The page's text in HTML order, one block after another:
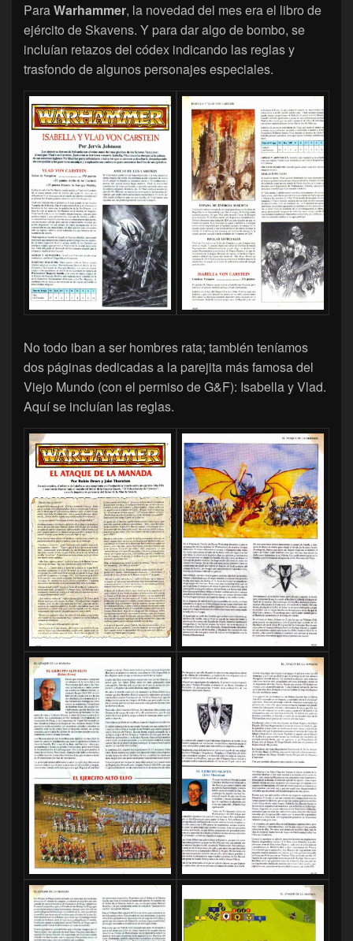
ParaWarhammer, la novedad del mes era el libro de
ejército de Skavens. Y para dar algo de bombo, se
incluían retazos del códex indicando las reglas y
trasfondo de algunos personajes especiales.
No todo iban a ser hombres rata; también teníamos
dos páginas dedicadas a la parejita más famosa del
Viejo Mundo (con el permiso de G&F): Isabella y Vlad.
Aquí se incluían las reglas.